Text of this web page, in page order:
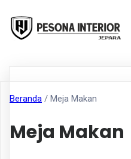
Beranda / Meja Makan
Meja Makan